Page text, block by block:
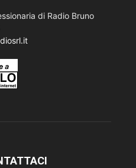
di Radio Bruno